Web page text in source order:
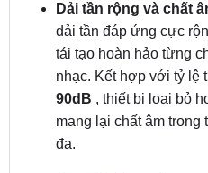
Dải tần rộng và chất
dải tần đáp ứng cực
tái tạo hoàn hảo từng
nhạc. Kết hợp với tỷ lệ
90dB , thiết bị loại bỏ
mang lại chất âm trong
đa.